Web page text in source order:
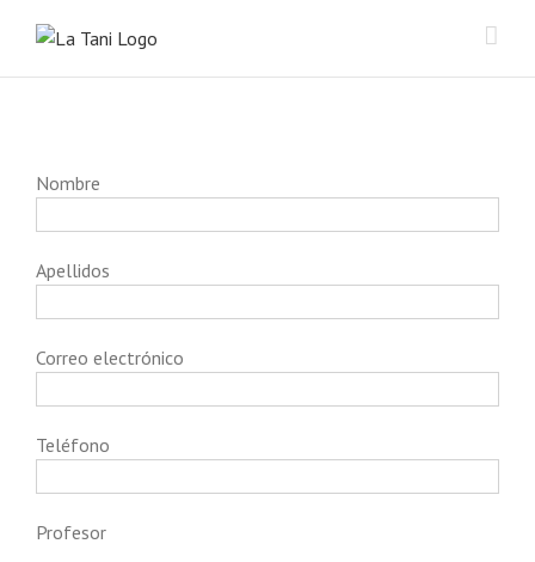
contenido
Nombre
Apellidos
Correo electrónico
Teléfono
Profesor